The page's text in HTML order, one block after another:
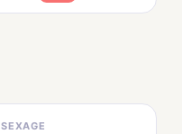
SEXAGE